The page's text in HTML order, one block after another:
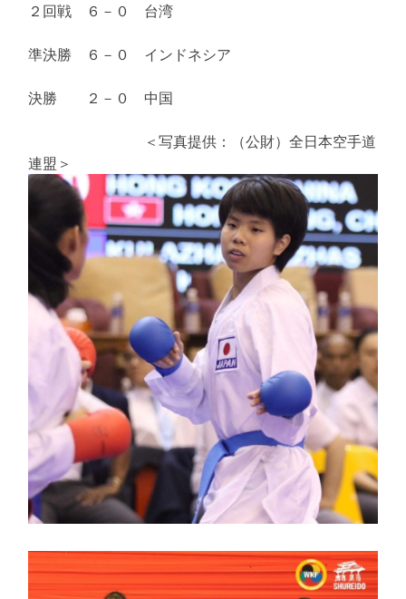
２回戦 ６－０ 台湾
準決勝 ６－０ インドネシア
決勝 ２－０ 中国
＜写真提供：（公財）全日本空手道
連盟＞